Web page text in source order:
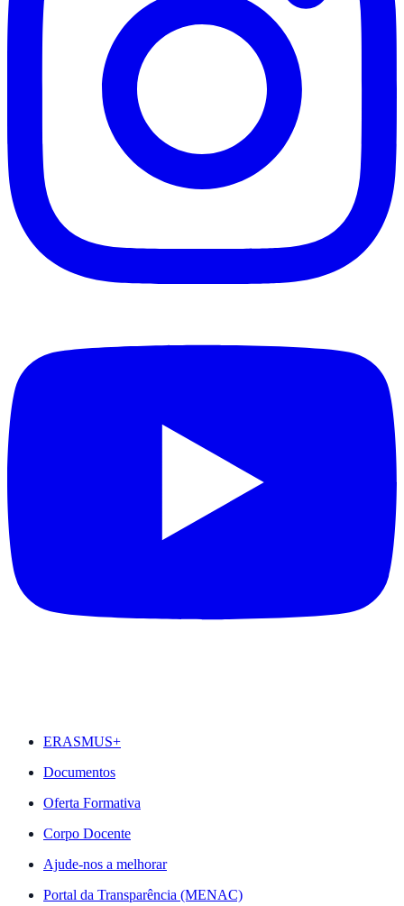
ERASMUS+
Documentos
Oferta Formativa
Corpo Docente
Ajude-nos a melhorar
Portal da Transparência (MENAC)